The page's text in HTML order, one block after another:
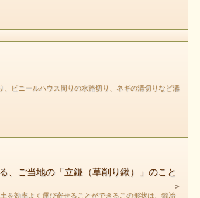
ビニールハウス周りの水路切り、ネギの溝切りなど溝
、ご当地の「立鎌（草削り鍬）」のこと
を効率よく運び寄せることができるこの形状は、鍛冶